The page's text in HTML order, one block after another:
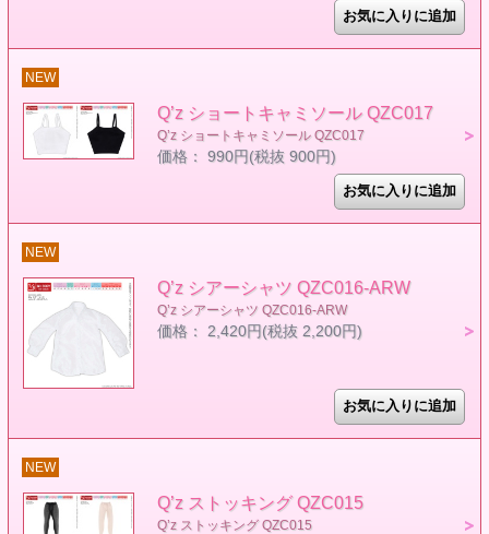
NEW
Q’z ショートキャミソール QZC017
Q’z ショートキャミソール QZC017
価格： 990円(税抜 900円)
NEW
Q’z シアーシャツ QZC016-ARW
Q’z シアーシャツ QZC016-ARW
価格： 2,420円(税抜 2,200円)
NEW
Q’z ストッキング QZC015
Q’z ストッキング QZC015